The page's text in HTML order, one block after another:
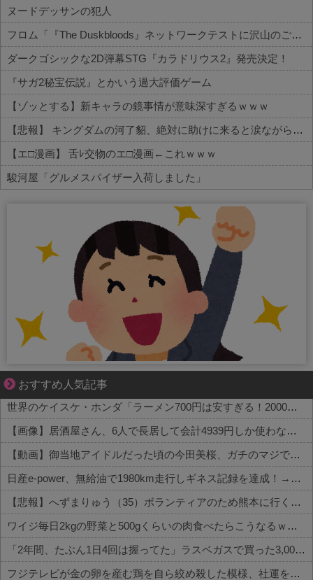
ヌードデッサンの犯人
フロム「『The Duskbloods』ネットワークテストに沢山のご応募をいただき誠にありがとうございました｡」
ダークゴシックな2D弾幕STG『カラドリウス2』発売決定！
『サガ2秘宝伝説』とかいう過大評価ゲーム
【ゾッとする】新キャラの鏡事情が意味深すぎるｗｗｗ
【悲報】 キングダムの河了貂、絶対に助けに来ると涙ながらに絶叫したその日の夜に味方を死なせまくる作戦を提案するWWWWWWWWWWWWWWWWWWWWWWWWWWWW
【エ□漫画】 舌ﾚ交物のエ□漫画←これｗｗｗ
駿河屋「グルメスパイザー入荷しました」
おすすめ人気記事
結婚生活の「当たり前」が壊れる瞬間
世界のケイスケ・ホンダ「ラーメン700円は安すぎる！2000円にするべき」
【画像】居酒屋さん、6人で長居して会計4939円しか使わない客にお気持ち表明してしまう←コレどっちが悪いんや？？？？？？
【動画】御当地アイドルだった頃の今田美桜、ガチのマジで可愛くてワイらをびびらせまくってしまうw w w w w w w w
日産e-power、無給油で1980km走行しギネス記録を達成！→山頂から下ってるだけでした…
【悲報】へずまりゅう（35）ボランティアのため熊本に行くも体調不良で病院に行く
ワイジ毎日2kgの野菜と500gくらいの肉食べたらこうなるｗｗｗ
「2年間、たぶん1日4回は握ってた」ラスベガスで買った3,000円のキーホルダーを調べたら
フジテレビが金の卵を産む鶏を自ら絞め殺した模様、社運を賭けたドル箱コンテンツが御蔵入りになってしまい……